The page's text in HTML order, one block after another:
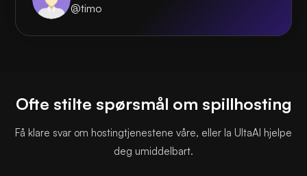
@timo
Ofte stilte spørsmål om spillhosting
Få klare svar om hostingtjenestene våre, eller la UltaAI hjelpe
deg umiddelbart.